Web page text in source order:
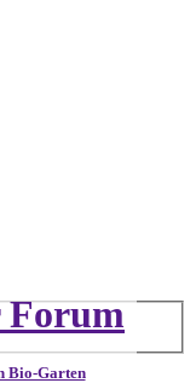
Forum
Bio-Garten